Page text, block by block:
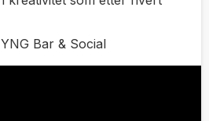
Bar & Social